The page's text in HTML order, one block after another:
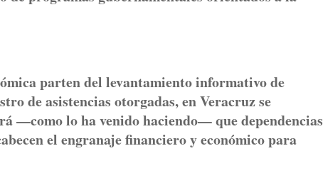
parten del levantamiento informativo de
de asistencias otorgadas, en Veracruz se
—como lo ha venido haciendo— que dependencias
el engranaje financiero y económico para